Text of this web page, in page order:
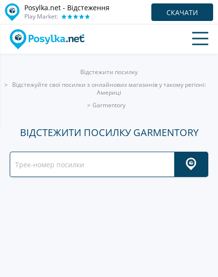
Posylka.net - Відстеження
Play Market: СКАЧАТИ
Відстежити посилку
Відстежуйте свої посилки з онлайнових магазинів у такому регіоні:
Америці
Garmentory
ВІДСТЕЖИТИ ПОСИЛКУ GARMENTORY